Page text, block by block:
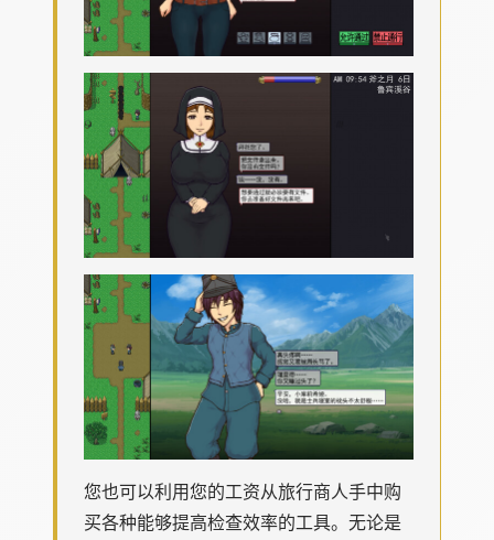
您也可以利用您的工资从旅行商人手中购
买各种能够提高检查效率的工具。无论是